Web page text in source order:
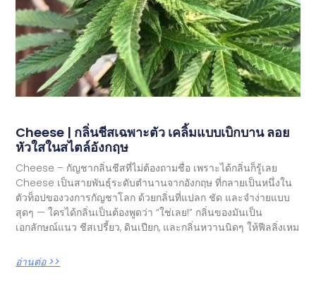
Cheese | กลิ่นชีสเฉพาะตัว เคลิ้มแบบเบิกบาน ลอย
หัวใสในสไตล์อังกฤษ
Cheese – กัญชากลิ่นชีสที่ไม่ต้องถามชื่อ เพราะได้กลิ่นก็รู้เลย
Cheese เป็นสายพันธุ์ระดับตำนานจากอังกฤษ ที่กลายเป็นหนึ่งใน
ตัวท็อปของวงการกัญชาโลก ด้วยกลิ่นที่แปลก ชัด และจำง่ายแบบ
สุดๆ — ใครได้กลิ่นเป็นต้องพูดว่า “ใช่เลย!” กลิ่นของมันเป็น
เอกลักษณ์แนว ชีสเปรี้ยว, ดินเปียก, และกลิ่นหวานนิดๆ ให้ฟีลลิ่งเหม
อ่านต่อ >>